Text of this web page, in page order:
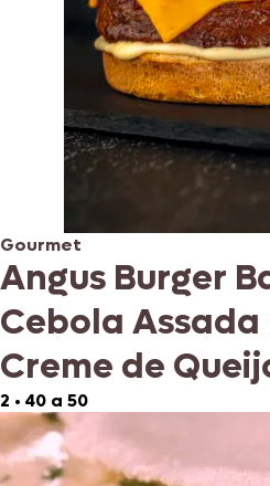
Gourmet
Angus Burger
Cebola
Creme de
2 • 40 a 50